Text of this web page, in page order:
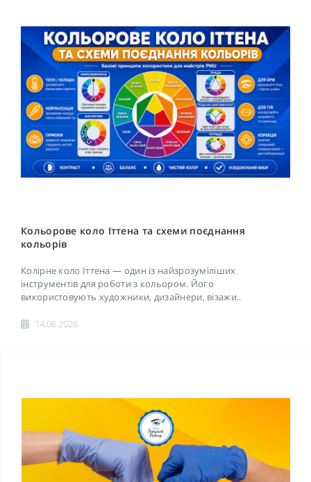
Кольорове коло Іттена та схеми поєднання
кольорів
Колірне коло Іттена — один із найзрозуміліших
інструментів для роботи з кольором. Його
використовують художники, дизайнери, візажи..
14.06.2026